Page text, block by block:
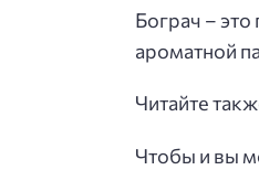
Бограч –
ароматной
Читайте
Чтобы и вы